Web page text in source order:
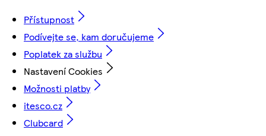
Přístupnost
Podívejte se, kam doručujeme
Poplatek za službu
Nastavení Cookies
Možnosti platby
itesco.cz
Clubcard